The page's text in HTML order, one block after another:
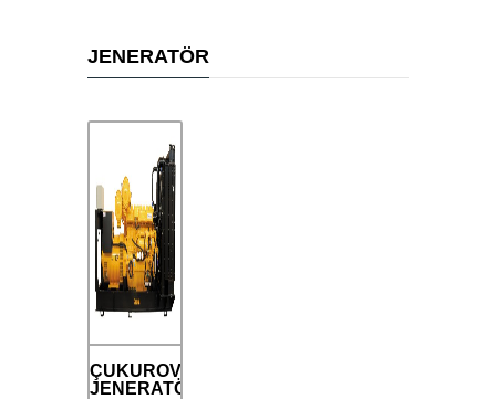
JENERATÖR
ÇUKUROVA
JENERATÖR